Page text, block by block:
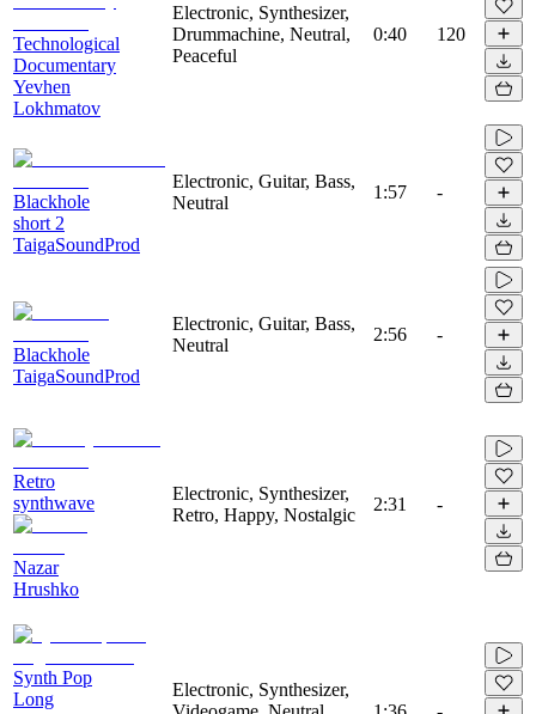
Technological
Documentary
Yevhen
Lokhmatov
Electronic, Synthesizer,
Drummachine, Neutral,
Peaceful
0:40 120
Blackhole
short 2
TaigaSoundProd
Electronic, Guitar, Bass,
Neutral
1:57 -
Blackhole
TaigaSoundProd
Electronic, Guitar, Bass,
Neutral
2:56 -
Retro
synthwave
Nazar
Hrushko
Electronic, Synthesizer,
Retro, Happy, Nostalgic
2:31 -
Synth Pop
Long
Electronic, Synthesizer,